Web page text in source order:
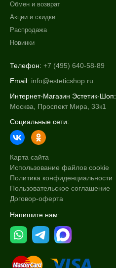
Обмен и возврат
Акции и скидки
Распродажа
Новинки
Телефон: +7 (495) 640-58-89
Email: info@esteticshop.ru
Интернет-Магазин Эстетик-Шоп:
Москва, Проспект Мира, 33к1
Социальные сети:
Карта сайта
Использование файлов cookie
Политика конфиденциальности
Пользовательское соглашение
Договор-оферта
Напишите нам: